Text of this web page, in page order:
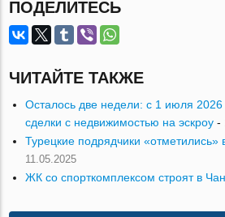
ПОДЕЛИТЕСЬ
ЧИТАЙТЕ ТАКЖЕ
Осталось две недели: с 1 июля 2026
сделки с недвижимостью на эскроу -
Турецкие подрядчики «отметились»
11.05.2025
ЖК со спорткомплексом строят в